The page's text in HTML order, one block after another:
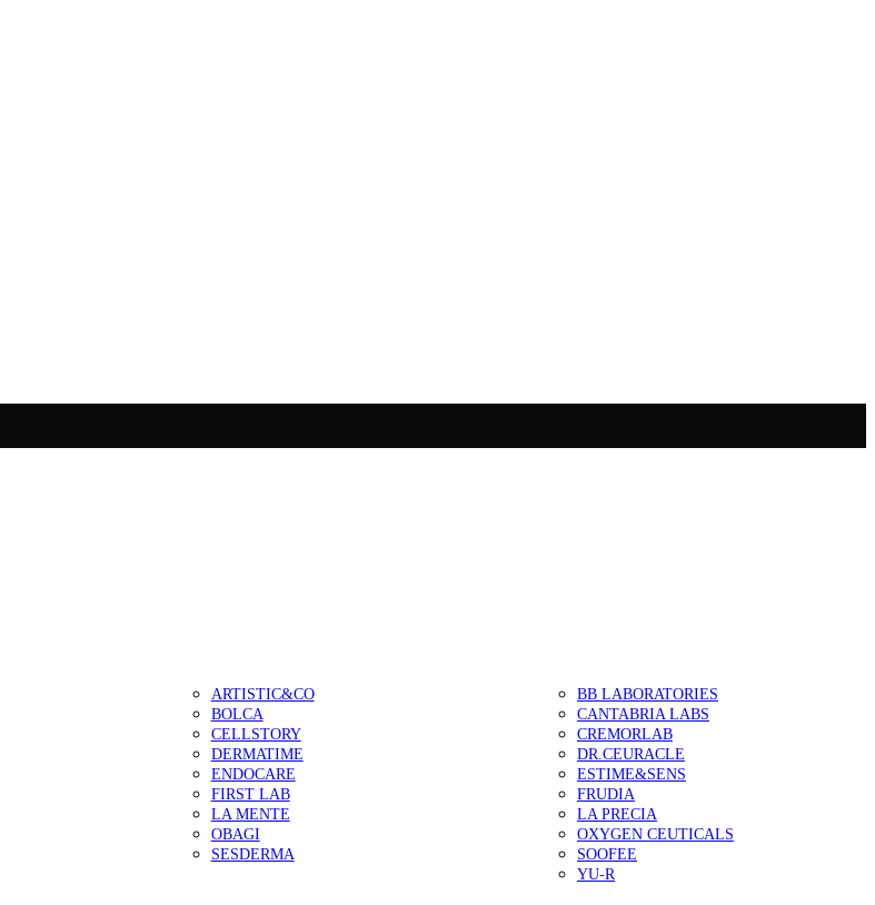
ARTISTIC&CO
BB LABORATORIES
BOLCA
CANTABRIA LABS
CELLSTORY
CREMORLAB
DERMATIME
DR.CEURACLE
ENDOCARE
ESTIME&SENS
FIRST LAB
FRUDIA
LA MENTE
LA PRECIA
OBAGI
OXYGEN CEUTICALS
SESDERMA
SOOFEE
YU-R